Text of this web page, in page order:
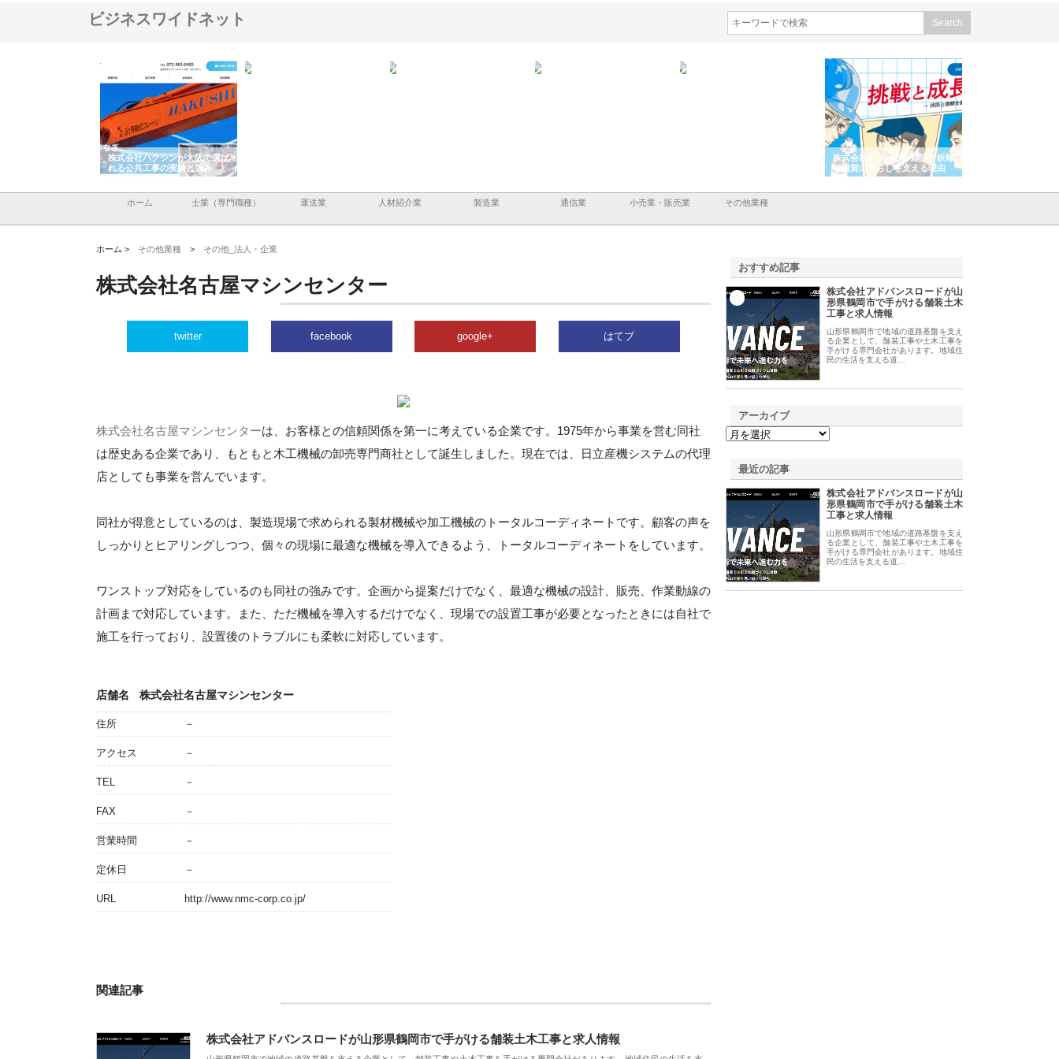
ビジネスワイドネット
株式会社ハクシンが大阪で選ば
れる公共工事の実績と強み
株式会社ナツハラが建設と鋲螺
で滋賀の暮らしを支える理由
ホーム 士業（専門職種） 運送業 人材紹介業 製造業 通信業 小売業・販売業 その他業種
ホーム > その他業種 > その他_法人・企業
株式会社名古屋マシンセンター
twitter facebook google+ はてブ
株式会社名古屋マシンセンターは、お客様との信頼関係を第一に考えている企業です。1975年から事業を営む同社
は歴史ある企業であり、もともと木工機械の卸売専門商社として誕生しました。現在では、日立産機システムの代理
店としても事業を営んでいます。
同社が得意としているのは、製造現場で求められる製材機械や加工機械のトータルコーディネートです。顧客の声を
しっかりとヒアリングしつつ、個々の現場に最適な機械を導入できるよう、トータルコーディネートをしています。
ワンストップ対応をしているのも同社の強みです。企画から提案だけでなく、最適な機械の設計、販売、作業動線の
計画まで対応しています。また、ただ機械を導入するだけでなく、現場での設置工事が必要となったときには自社で
施工を行っており、設置後のトラブルにも柔軟に対応しています。
店舗名 株式会社名古屋マシンセンター
住所 －
アクセス －
TEL －
FAX －
営業時間 －
定休日 －
URL http://www.nmc-corp.co.jp/
関連記事
株式会社アドバンスロードが山形県鶴岡市で手がける舗装土木工事と求人情報
おすすめ記事
株式会社アドバンスロードが山
形県鶴岡市で手がける舗装土木
工事と求人情報
山形県鶴岡市で地域の道路基盤を支え
る企業として、舗装工事や土木工事を
手がける専門会社があります。地域住
民の生活を支える道…
アーカイブ
最近の記事
株式会社アドバンスロードが山
形県鶴岡市で手がける舗装土木
工事と求人情報
山形県鶴岡市で地域の道路基盤を支え
る企業として、舗装工事や土木工事を
手がける専門会社があります。地域住
民の生活を支える道…